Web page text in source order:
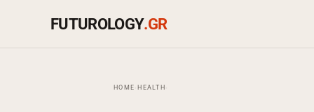
FUTUROLOGY.GR
HOME HEALTH